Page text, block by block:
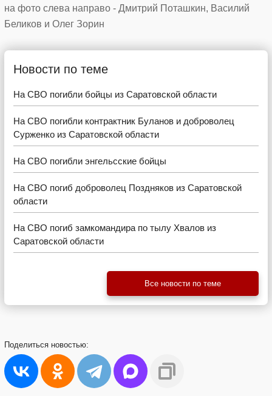
на фото слева направо - Дмитрий Поташкин, Василий
Беликов и Олег Зорин
Новости по теме
На СВО погибли бойцы из Саратовской области
На СВО погибли контрактник Буланов и доброволец
Сурженко из Саратовской области
На СВО погибли энгельсские бойцы
На СВО погиб доброволец Поздняков из Саратовской
области
На СВО погиб замкомандира по тылу Хвалов из
Саратовской области
Все новости по теме
Поделиться новостью: